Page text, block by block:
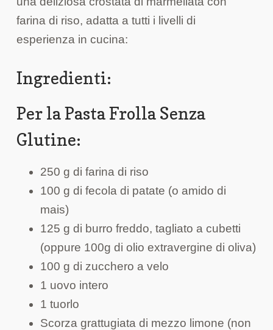
farina di riso, adatta a tutti i livelli di
esperienza in cucina:
Ingredienti:
Per la Pasta Frolla Senza
Glutine:
250 g di farina di riso
100 g di fecola di patate (o amido di
mais)
125 g di burro freddo, tagliato a cubetti
(oppure 100g di olio extravergine di oliva)
100 g di zucchero a velo
1 uovo intero
1 tuorlo
Scorza grattugiata di mezzo limone (non